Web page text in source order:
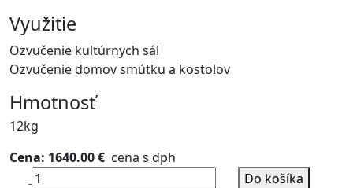
Využitie
Ozvučenie kultúrnych sál
Ozvučenie domov smútku a kostolov
Hmotnosť
12kg
Cena: 1640.00 € cena s dph
Do košíka